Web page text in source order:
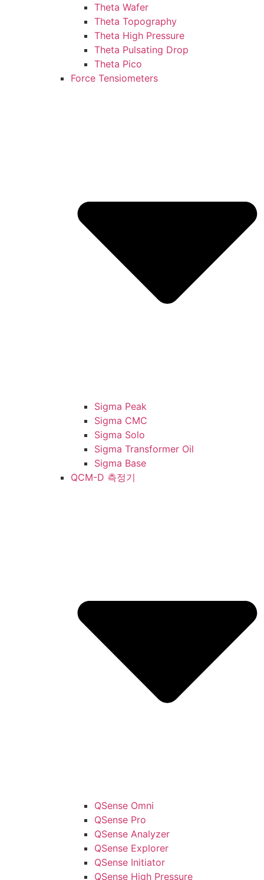
Theta Wafer
Theta Topography
Theta High Pressure
Theta Pulsating Drop
Theta Pico
Force Tensiometers
Sigma Peak
Sigma CMC
Sigma Solo
Sigma Transformer Oil
Sigma Base
QCM-D 측정기
QSense Omni
QSense Pro
QSense Analyzer
QSense Explorer
QSense Initiator
QSense High Pressure